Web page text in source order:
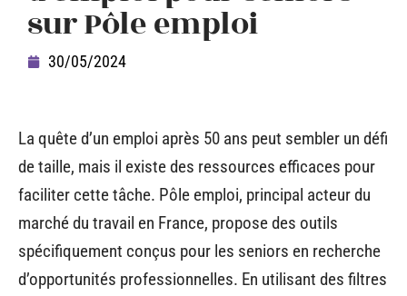
sur Pôle emploi
30/05/2024
La quête d’un emploi après 50 ans peut sembler un défi
de taille, mais il existe des ressources efficaces pour
faciliter cette tâche. Pôle emploi, principal acteur du
marché du travail en France, propose des outils
spécifiquement conçus pour les seniors en recherche
d’opportunités professionnelles. En utilisant des filtres